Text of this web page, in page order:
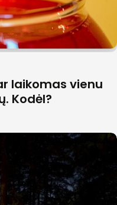
laikomas vienu
Kodėl?